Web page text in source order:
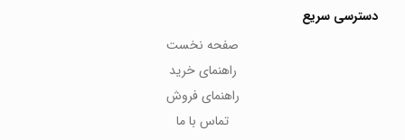
دسترسی سریع
صفحه نخست
راهنمای خرید
راهنمای فروش
تماس با ما